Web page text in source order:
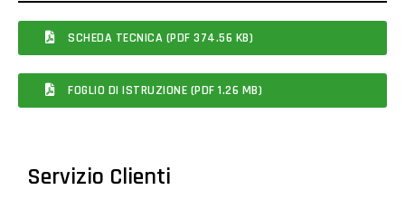
SCHEDA TECNICA (PDF 374.56 KB)
FOGLIO DI ISTRUZIONE (PDF 1.26 MB)
Servizio Clienti